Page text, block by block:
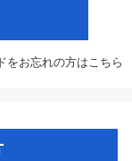
をお忘れの方はこちら